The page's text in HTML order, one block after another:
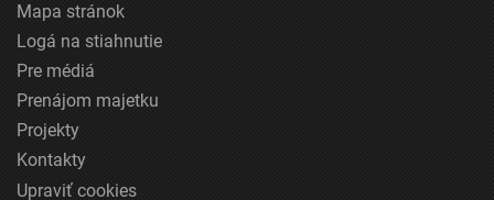
Mapa stránok
Logá na stiahnutie
Pre médiá
Prenájom majetku
Projekty
Kontakty
Upraviť cookies